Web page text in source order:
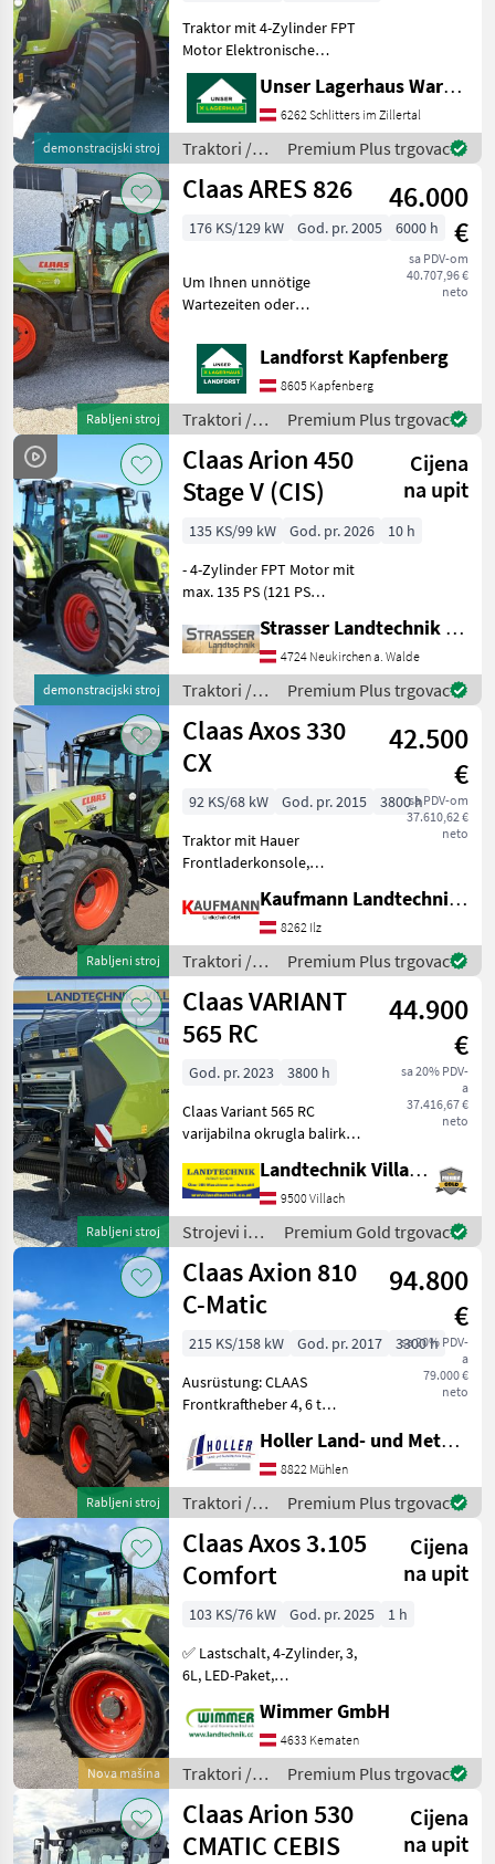
demonstracijski stroj
Traktor mit 4-Zylinder FPT
Motor Elektronische
Wendeschaltung
REVERSHIFT , HEXASHIFT
Getriebe 40 km/h
Hydrauliksystem Load-
Sensing (110 l/min)
Vorderachse PROA
Unser Lagerhaus Warenhandelsges.m.b.H.
6262 Schlitters im Zillertal
Traktori /
Claas
Premium Plus trgovac
Rabljeni stroj
Claas ARES 826
46.000
€
sa PDV-om
40.707,96 €
neto
176 KS/129 kW God. pr. 2005 6000 h
Um Ihnen unnötige
Wartezeiten oder
bitten wir Sie um vorherige
Kontaktaufnahme, falls Sie
eine unserer Maschinen
besichtigen bzw. Probe fahr
Landforst Kapfenberg
8605 Kapfenberg
Traktori /
Claas
Premium Plus trgovac
demonstracijski stroj
Claas Arion 450
Stage V (CIS)
Cijena
na upit
135 KS/99 kW God. pr. 2026
10 h
- 4-Zylinder FPT Motor mit
max. 135 PS (121 PS
Nm, 4, 5 l Hubraum -
HEXASHIFT Sechsfach-
Lastschaltgetriebe, 40 km/h
Endgeschwindigkeit, min.
Strasser Landtechnik GmbH
4724 Neukirchen a. Walde
Traktori /
Claas
Premium Plus trgovac
Rabljeni stroj
Claas Axos 330
CX
42.500
€
sa PDV-om
37.610,62 €
neto
92 KS/68 kW God. pr. 2015
3800 h
Traktor mit Hauer
Frontladerkonsole,
Pogon na sve kotače (4x4),
Mehanička transmisija/
mjenjač, Platforma: Niska
kabina, Broj obrtaja prikl
Kaufmann Landtechnik GmbH
8262 Ilz
Traktori /
Claas
Premium Plus trgovac
Rabljeni stroj
Claas VARIANT
565 RC
44.900
€
sa 20% PDV-
a
37.416,67 €
neto
God. pr. 2023
3800 h
Claas Variant 565 RC
varijabilna okrugla balirka
1, 6 m, sakupljač širine 210
cm s kotačima za mjerenje,
zračne kočnice, automatsko
podmazi
Landtechnik Villach GmbH
9500 Villach
Strojevi i
oprema za
travu i
baliranje /
Claas
Premium Gold trgovac
Rabljeni stroj
Claas Axion 810
C-Matic
94.800
€
sa 20% PDV-
a
79.000 €
neto
215 KS/158 kW God. pr. 2017
3300 h
Ausrüstung: CLAAS
Frontkraftheber 4, 6 t
für Frontkraftheber 3-Punkt
Gussgewicht
Frontzapfwelle (mit
Frontkraftheber) CEBIS
Bedientermina
Holler Land- und Metalltechnik GmbH.
8822 Mühlen
Traktori /
Claas
Premium Plus trgovac
Nova mašina
Claas Axos 3.105
Comfort
Cijena
na upit
103 KS/76 kW God. pr. 2025
1 h
✅ Lastschalt, 4-Zylinder, 3,
6L, LED-Paket,
neue Claas Axos 3.105 ist
ein wendiger und
kraftvoller Standard -
Traktor der neuen
Generation. M
Wimmer GmbH
4633 Kematen
Traktori /
Claas
Premium Plus trgovac
Claas Arion 530
CMATIC CEBIS
Cijena
na upit